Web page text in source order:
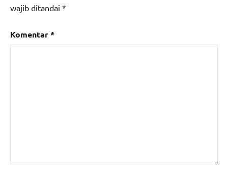
wajib ditandai *
Komentar*